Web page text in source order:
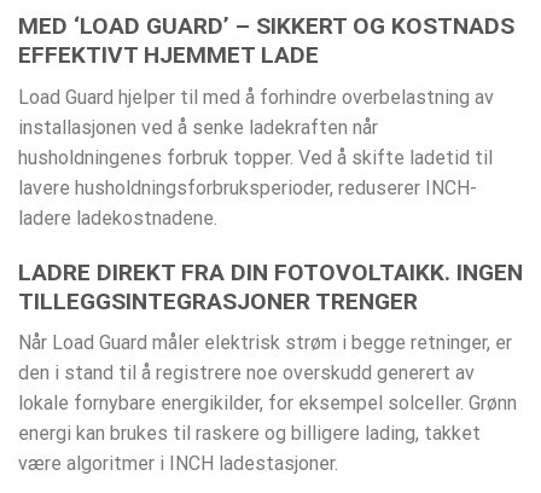
MED ‘LOAD GUARD’ – SIKKERT OG KOSTNADS
EFFEKTIVT HJEMMET LADE
Load Guard hjelper til med å forhindre overbelastning av
installasjonen ved å senke ladekraften når
husholdningenes forbruk topper. Ved å skifte ladetid til
lavere husholdningsforbruksperioder, reduserer INCH-
ladere ladekostnadene.
LADRE DIREKT FRA DIN FOTOVOLTAIKK. INGEN
TILLEGGSINTEGRASJONER TRENGER
Når Load Guard måler elektrisk strøm i begge retninger, er
den i stand til å registrere noe overskudd generert av
lokale fornybare energikilder, for eksempel solceller. Grønn
energi kan brukes til raskere og billigere lading, takket
være algoritmer i INCH ladestasjoner.